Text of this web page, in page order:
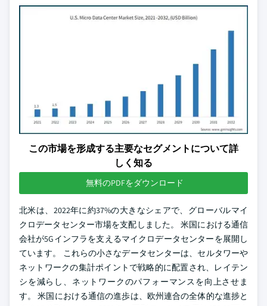
この市場を形成する主要なセグメントについて詳
しく知る
無料のPDFをダウンロード
北米は、2022年に約37%の大きなシェアで、グローバルマイ
クロデータセンター市場を支配しました。 米国における通信
会社が5Gインフラを支えるマイクロデータセンターを展開し
ています。 これらの小さなデータセンターは、セルタワーや
ネットワークの集計ポイントで戦略的に配置され、レイテン
シを減らし、ネットワークのパフォーマンスを向上させま
す。 米国における通信の進歩は、欧州連合の全体的な進捗と